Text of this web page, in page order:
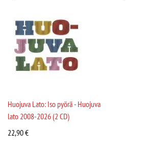
Huojuva Lato: Iso pyörä - Huojuva
lato 2008-2026 (2 CD)
22,90€